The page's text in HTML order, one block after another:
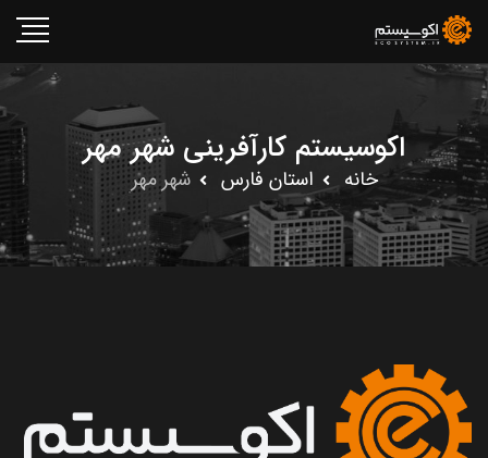
اکوسیستم کارآفرینی شهر مهر
خانه استان فارس شهر مهر